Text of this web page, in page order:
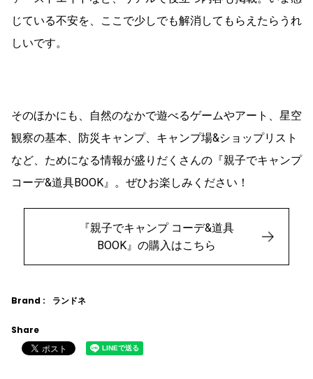
じている不安を、ここで少しでも解消してもらえたらうれ
しいです。
そのほかにも、自然のなかで遊べるゲームやアート、星空
観察の基本、防災キャンプ、キャンプ場&ショップリスト
など、ためになる情報が盛りだくさんの『親子でキャンプ
コーデ&道具BOOK』。ぜひお楽しみください！
『親子でキャンプ コーデ&道具
BOOK』の購入はこちら
Brand : ランドネ
Share